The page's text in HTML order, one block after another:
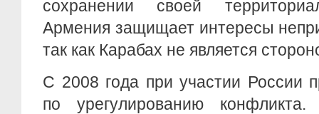
сохранении своей
Армения защищает интересы
так как Карабах не является
С 2008 года при участии России
по урегулированию